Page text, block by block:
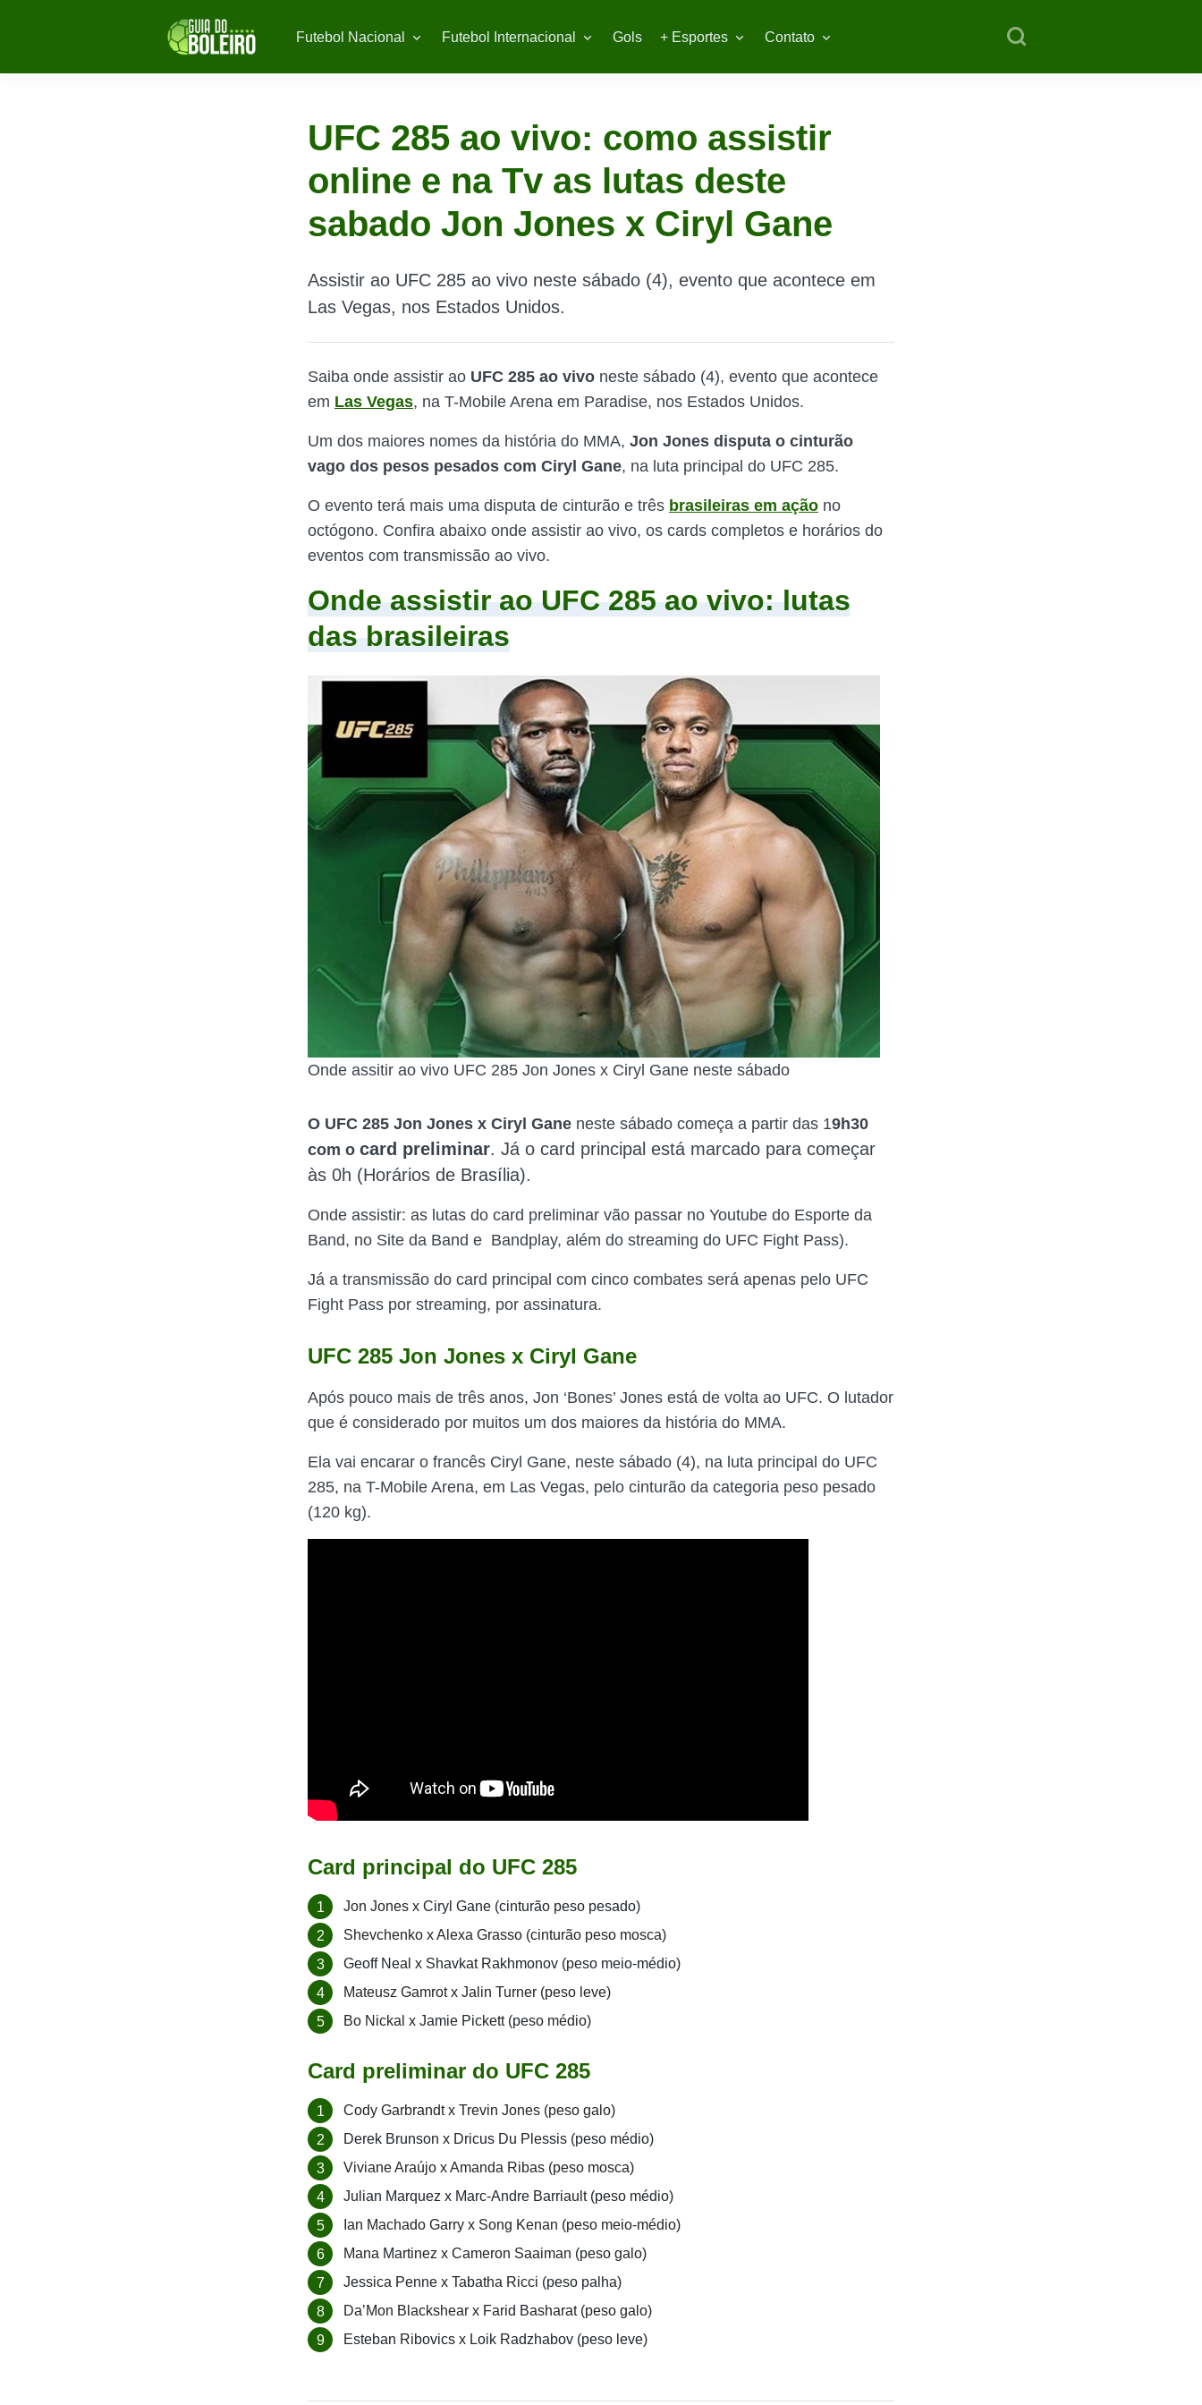
Futebol Nacional Futebol Internacional Gols + Esportes Contato
UFC 285 ao vivo: como assistir
online e na Tv as lutas deste
sabado Jon Jones x Ciryl Gane
Assistir ao UFC 285 ao vivo neste sábado (4), evento que acontece em
Las Vegas, nos Estados Unidos.
Saiba onde assistir ao UFC 285 ao vivo neste sábado (4), evento que acontece
em Las Vegas, na T-Mobile Arena em Paradise, nos Estados Unidos.
Um dos maiores nomes da história do MMA, Jon Jones disputa o cinturão
vago dos pesos pesados com Ciryl Gane, na luta principal do UFC 285.
O evento terá mais uma disputa de cinturão e três brasileiras em ação no
octógono. Confira abaixo onde assistir ao vivo, os cards completos e horários do
eventos com transmissão ao vivo.
Onde assistir ao UFC 285 ao vivo: lutas
das brasileiras
Onde assitir ao vivo UFC 285 Jon Jones x Ciryl Gane neste sábado
O UFC 285 Jon Jones x Ciryl Gane neste sábado começa a partir das 19h30
com o card preliminar. Já o card principal está marcado para começar
às 0h (Horários de Brasília).
Onde assistir: as lutas do card preliminar vão passar no Youtube do Esporte da
Band, no Site da Band e Bandplay, além do streaming do UFC Fight Pass).
Já a transmissão do card principal com cinco combates será apenas pelo UFC
Fight Pass por streaming, por assinatura.
UFC 285 Jon Jones x Ciryl Gane
Após pouco mais de três anos, Jon ‘Bones’ Jones está de volta ao UFC. O lutador
que é considerado por muitos um dos maiores da história do MMA.
Ela vai encarar o francês Ciryl Gane, neste sábado (4), na luta principal do UFC
285, na T-Mobile Arena, em Las Vegas, pelo cinturão da categoria peso pesado
(120 kg).
Card principal do UFC 285
Jon Jones x Ciryl Gane (cinturão peso pesado)
Shevchenko x Alexa Grasso (cinturão peso mosca)
Geoff Neal x Shavkat Rakhmonov (peso meio-médio)
Mateusz Gamrot x Jalin Turner (peso leve)
Bo Nickal x Jamie Pickett (peso médio)
Card preliminar do UFC 285
Cody Garbrandt x Trevin Jones (peso galo)
Derek Brunson x Dricus Du Plessis (peso médio)
Viviane Araújo x Amanda Ribas (peso mosca)
Julian Marquez x Marc-Andre Barriault (peso médio)
Ian Machado Garry x Song Kenan (peso meio-médio)
Mana Martinez x Cameron Saaiman (peso galo)
Jessica Penne x Tabatha Ricci (peso palha)
Da’Mon Blackshear x Farid Basharat (peso galo)
Esteban Ribovics x Loik Radzhabov (peso leve)